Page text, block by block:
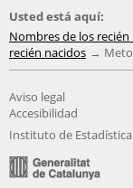
Usted está aquí:
Nombres de los recién
recién nacidos
Aviso legal
Accesibilidad
Instituto de